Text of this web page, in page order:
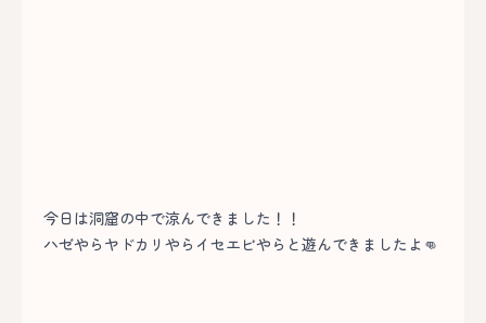
今日は洞窟の中で涼んできました！！
ハゼやらヤドカリやらイセエビやらと遊んできましたよ👊